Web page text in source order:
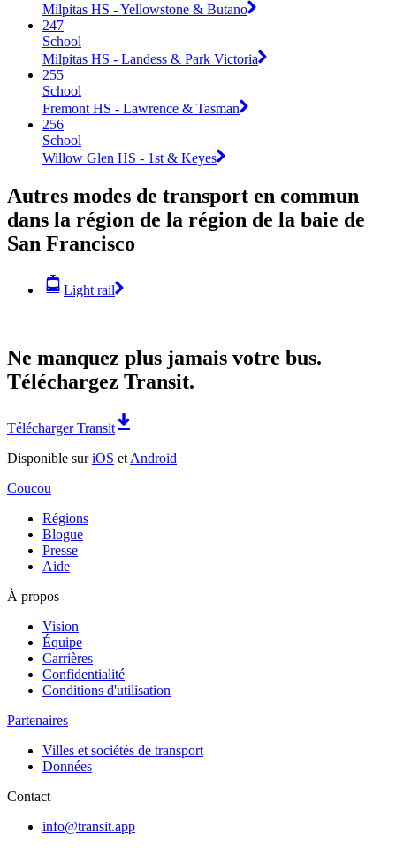
Milpitas HS - Yellowstone & Butano
247
School
Milpitas HS - Landess & Park Victoria
255
School
Fremont HS - Lawrence & Tasman
256
School
Willow Glen HS - 1st & Keyes
Autres modes de transport en commun
dans la région de la région de la baie de
San Francisco
Light rail
Ne manquez plus jamais votre bus.
Téléchargez Transit.
Télécharger Transit
Disponible suriOS et Android
Coucou
Régions
Blogue
Presse
Aide
À propos
Vision
Équipe
Carrières
Confidentialité
Conditions d'utilisation
Partenaires
Villes et sociétés de transport
Données
Contact
info@transit.app